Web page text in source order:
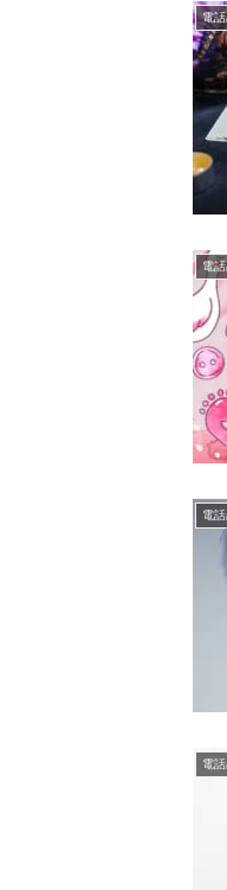
電
電
電
電